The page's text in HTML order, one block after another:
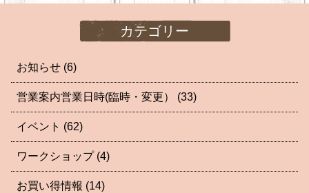
カテゴリー
お知らせ (6)
営業案内営業日時(臨時・変更） (33)
イベント (62)
ワークショップ (4)
お買い得情報 (14)